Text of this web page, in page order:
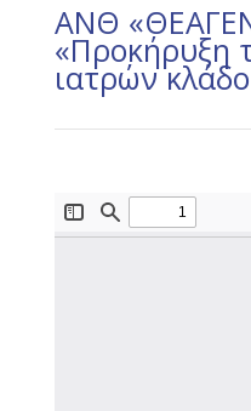
ΑΝΘ
«Προκήρυξη
ιατρών